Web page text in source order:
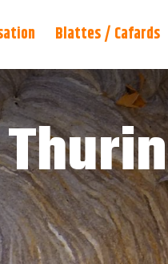
Blattes / Cafards